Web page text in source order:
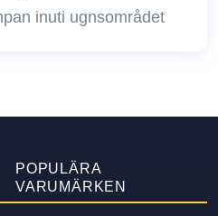
inuti ugnsområdet
POPULÄRA
VARUMÄRKEN